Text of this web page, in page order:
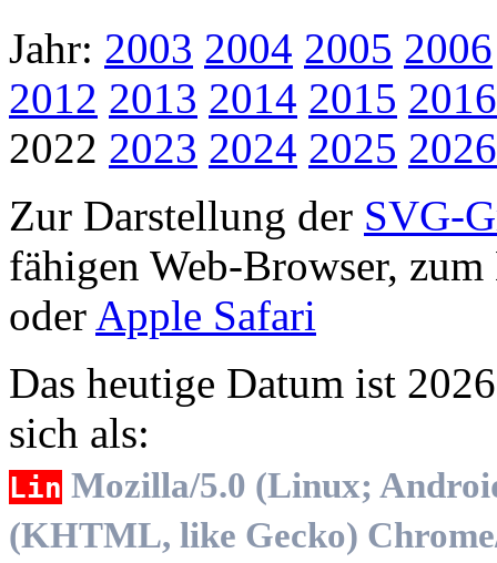
Jahr: 2003 2004 2005 2006
2012 2013 2014 2015 2016
2022 2023 2024 2025 2026
Zur Darstellung der SVG-
fähigen Web-Browser,
oder Apple Safari
Das heutige Datum ist
sich als:
Lin Mozilla/5.0 (Linux;
(KHTML, like Gecko)